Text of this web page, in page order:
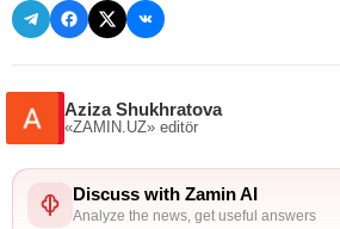
Aziza Shukhratova
«ZAMIN.UZ» editör
Discuss with Zamin AI
Analyze the news, get useful answers